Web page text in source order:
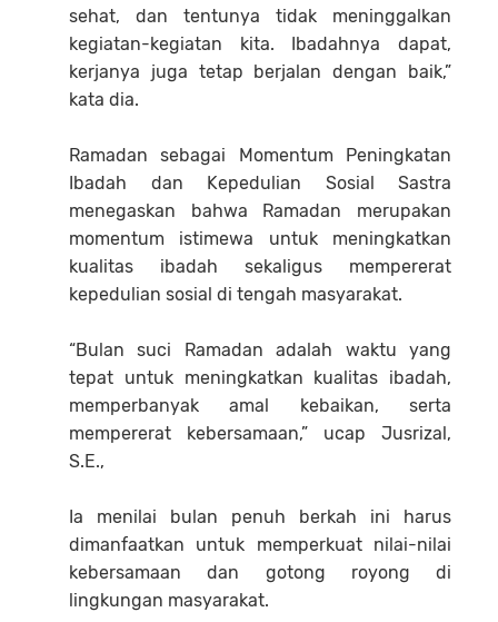
sehat, dan tentunya tidak meninggalkan
kegiatan-kegiatan kita. Ibadahnya dapat,
kerjanya juga tetap berjalan dengan baik,”
kata dia.
‎Ramadan sebagai Momentum Peningkatan
Ibadah dan Kepedulian Sosial Sastra
menegaskan bahwa Ramadan merupakan
momentum istimewa untuk meningkatkan
kualitas ibadah sekaligus mempererat
kepedulian sosial di tengah masyarakat.
‎“Bulan suci Ramadan adalah waktu yang
tepat untuk meningkatkan kualitas ibadah,
memperbanyak amal kebaikan, serta
mempererat kebersamaan,” ucap Jusrizal,
S.E.,
‎Ia menilai bulan penuh berkah ini harus
dimanfaatkan untuk memperkuat nilai-nilai
kebersamaan dan gotong royong di
lingkungan masyarakat.